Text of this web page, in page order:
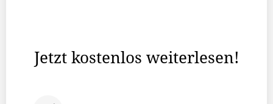
Jetzt kostenlos weiterlesen!